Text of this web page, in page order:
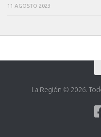
11 AGOSTO 2023
La Región © 2026.